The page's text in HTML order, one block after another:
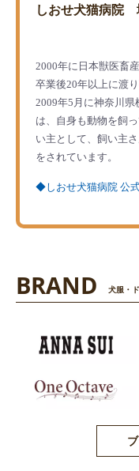
しおせ犬猫病院
2000年に日本獣医畜
卒業後20年以上に渡
2009年5月に神奈川
は、自身も動物を飼
い主として、飼い主
をされています。
◆しおせ犬猫病院 公
BRAND 犬服・